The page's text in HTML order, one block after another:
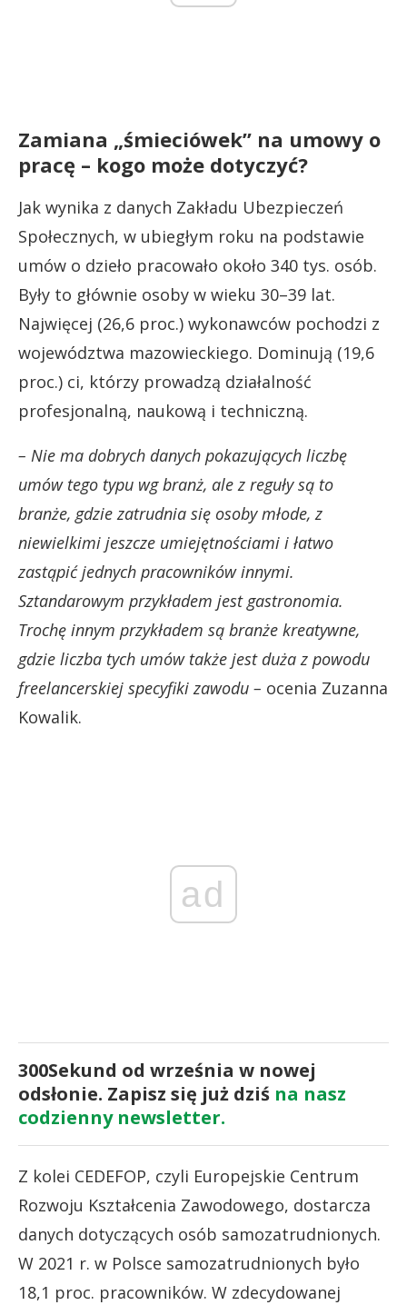
Zamiana „śmieciówek” na umowy o
pracę – kogo może dotyczyć?
Jak wynika z danych Zakładu Ubezpieczeń
Społecznych, w ubiegłym roku na podstawie
umów o dzieło pracowało około 340 tys. osób.
Były to głównie osoby w wieku 30–39 lat.
Najwięcej (26,6 proc.) wykonawców pochodzi z
województwa mazowieckiego. Dominują (19,6
proc.) ci, którzy prowadzą działalność
profesjonalną, naukową i techniczną.
– Nie ma dobrych danych pokazujących liczbę
umów tego typu wg branż, ale z reguły są to
branże, gdzie zatrudnia się osoby młode, z
niewielkimi jeszcze umiejętnościami i łatwo
zastąpić jednych pracowników innymi.
Sztandarowym przykładem jest gastronomia.
Trochę innym przykładem są branże kreatywne,
gdzie liczba tych umów także jest duża z powodu
freelancerskiej specyfiki zawodu – ocenia Zuzanna
Kowalik.
ad
300Sekund od września w nowej
odsłonie. Zapisz się już dziś na nasz
codzienny newsletter.
Z kolei CEDEFOP, czyli Europejskie Centrum
Rozwoju Kształcenia Zawodowego, dostarcza
danych dotyczących osób samozatrudnionych.
W 2021 r. w Polsce samozatrudnionych było
18,1 proc. pracowników. W zdecydowanej